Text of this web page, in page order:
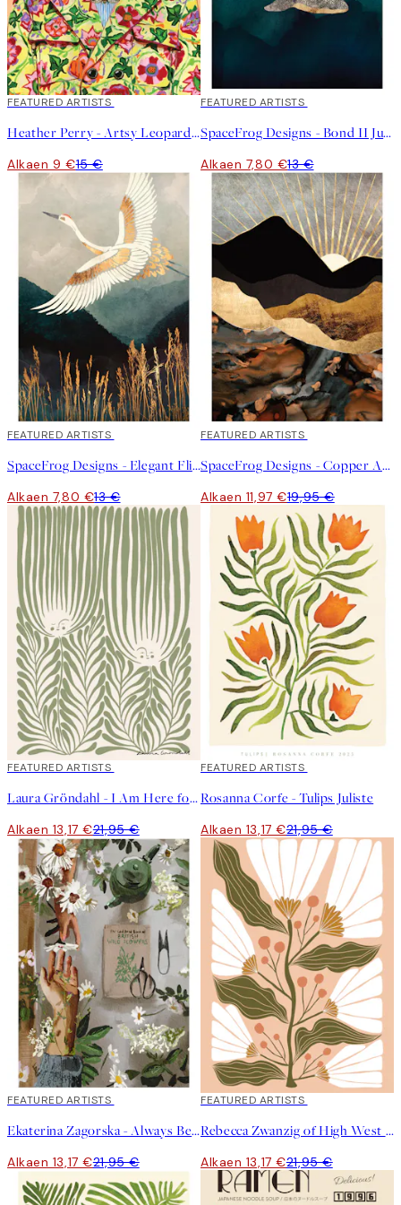
40%*
FEATURED ARTISTS
Heather Perry - Artsy Leopard Juliste
Alkaen 9 €15 €
40%*
FEATURED ARTISTS
SpaceFrog Designs - Bond II Juliste
Alkaen 7,80 €13 €
40%*
FEATURED ARTISTS
SpaceFrog Designs - Elegant Flight Juliste
Alkaen 7,80 €13 €
40%*
FEATURED ARTISTS
SpaceFrog Designs - Copper And Gold Mountains Juliste
Alkaen 11,97 €19,95 €
40%*
FEATURED ARTISTS
Laura Gröndahl - I Am Here for You Juliste
Alkaen 13,17 €21,95 €
40%*
FEATURED ARTISTS
Rosanna Corfe - Tulips Juliste
Alkaen 13,17 €21,95 €
40%*
FEATURED ARTISTS
Ekaterina Zagorska - Always Be There for You Juliste
Alkaen 13,17 €21,95 €
40%*
FEATURED ARTISTS
Rebecca Zwanzig of High West Wild - Maeve Juliste
Alkaen 13,17 €21,95 €